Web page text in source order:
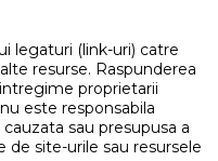
legaturi (link-uri) catre
resurse. Raspunderea
proprietarii
este responsabila
sau presupusa a
site-urile sau resursele